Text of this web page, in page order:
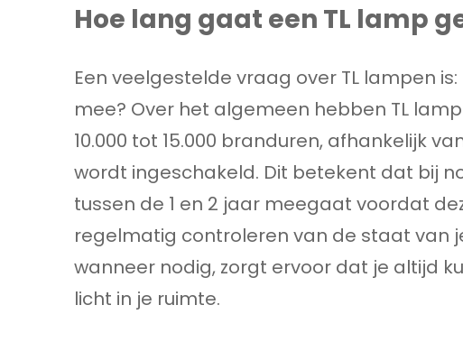
Hoe lang gaat een TL lamp
Een veelgestelde vraag over TL lampen
mee? Over het algemeen hebben TL
10.000 tot 15.000 branduren, afhankelijk
wordt ingeschakeld. Dit betekent dat bij
tussen de 1 en 2 jaar meegaat voordat
regelmatig controleren van de staat van
wanneer nodig, zorgt ervoor dat je altijd
licht in je ruimte.